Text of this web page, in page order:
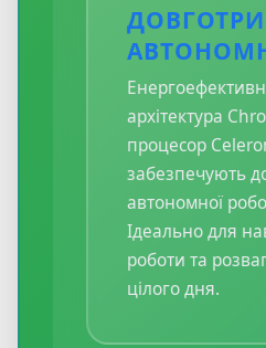
архітектура
процесор
забезпечують
автономної
Ідеально для
роботи та
цілого дня.